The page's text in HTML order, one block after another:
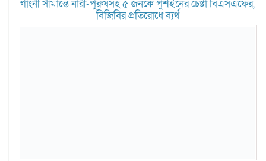
গাংনী সীমান্তে নারী-পুরুষসহ ৫ জনকে পুশইনের চেষ্টা বিএসএফের,
বিজিবির প্রতিরোধে ব্যর্থ